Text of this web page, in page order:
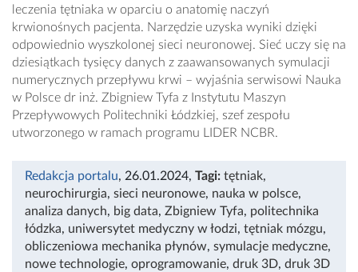
leczenia tętniaka w oparciu o anatomię naczyń
krwionośnych pacjenta. Narzędzie uzyska wyniki dzięki
odpowiednio wyszkolonej sieci neuronowej. Sieć uczy się na
dziesiątkach tysięcy danych z zaawansowanych symulacji
numerycznych przepływu krwi – wyjaśnia serwisowi Nauka
w Polsce dr inż. Zbigniew Tyfa z Instytutu Maszyn
Przepływowych Politechniki Łódzkiej, szef zespołu
utworzonego w ramach programu LIDER NCBR.
Redakcja portalu, 26.01.2024, Tagi: tętniak,
neurochirurgia, sieci neuronowe, nauka w polsce,
analiza danych, big data, Zbigniew Tyfa, politechnika
łódzka, uniwersytet medyczny w łodzi, tętniak mózgu,
obliczeniowa mechanika płynów, symulacje medyczne,
nowe technologie, oprogramowanie, druk 3D, druk 3D